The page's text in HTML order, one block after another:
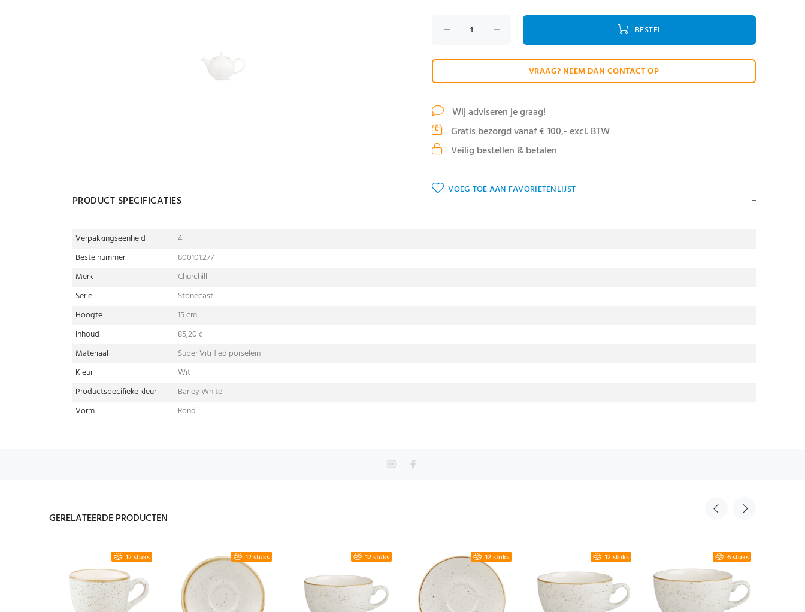
BESTEL
VRAAG? NEEM DAN CONTACT OP
Wij adviseren je graag!
Gratis bezorgd vanaf € 100,- excl. BTW
Veilig bestellen & betalen
VOEG TOE AAN FAVORIETENLIJST
PRODUCT SPECIFICATIES
Verpakkingseenheid
4
Bestelnummer
800101.277
Merk
Churchill
Serie
Stonecast
Hoogte
15 cm
Inhoud
85,20 cl
Materiaal
Super Vitrified porselein
Kleur
Wit
Productspecifieke kleur
Barley White
Vorm
Rond
GERELATEERDE PRODUCTEN
12 stuks 12 stuks 12 stuks 12 stuks 12 stuks 6 stuks